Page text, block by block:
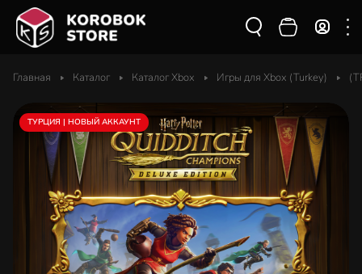
Главная Каталог Каталог Xbox Игры для Xbox (Turkey)
ТУРЦИЯ | НОВЫЙ АККАУНТ